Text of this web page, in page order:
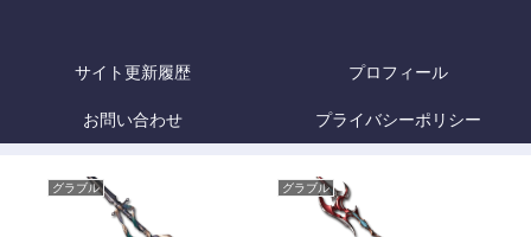
サイト更新履歴 プロフィール
お問い合わせ プライバシーポリシー
グラブル グラブル